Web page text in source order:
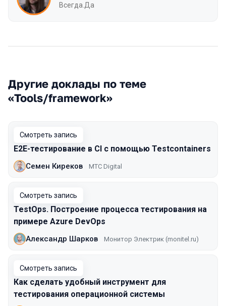
Всегда.Да
Другие доклады по теме
«Tools/framework»
Смотреть запись
E2E-тестирование в CI с помощью Testcontainers
Семен Киреков МТС Digital
Смотреть запись
TestOps. Построение процесса тестирования на
примере Azure DevOps
Александр Шарков Монитор Электрик (monitel.ru)
Смотреть запись
Как сделать удобный инструмент для
тестирования операционной системы